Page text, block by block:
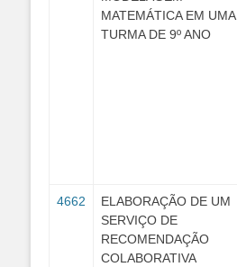
MATEMÁTICA EM UMA
TURMA DE 9º ANO
4662
ELABORAÇÃO DE UM
SERVIÇO DE
RECOMENDAÇÃO
COLABORATIVA